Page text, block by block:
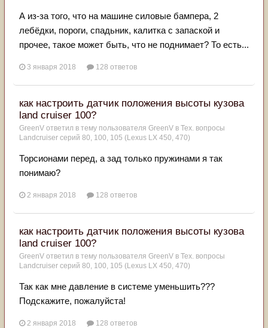
А из-за того, что на машине силовые бампера, 2
лебёдки, пороги, спадьник, калитка с запаской и
прочее, такое может быть, что не поднимает? То есть...
3 января 2018 128 ответов
как настроить датчик положения высоты кузова
land cruiser 100?
GreenV ответил в тему пользователя GreenV в Тех. вопросы
Landcruiser серий 80, 100, 105 (Lexus LX 450, 470)
Торсионами перед, а зад только пружинами я так
понимаю?
2 января 2018 128 ответов
как настроить датчик положения высоты кузова
land cruiser 100?
GreenV ответил в тему пользователя GreenV в Тех. вопросы
Landcruiser серий 80, 100, 105 (Lexus LX 450, 470)
Так как мне давление в системе уменьшить???
Подскажите, пожалуйста!
2 января 2018 128 ответов